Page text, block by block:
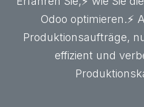
Odoo optimieren.⚡
Produktionsaufträge,
effizient und